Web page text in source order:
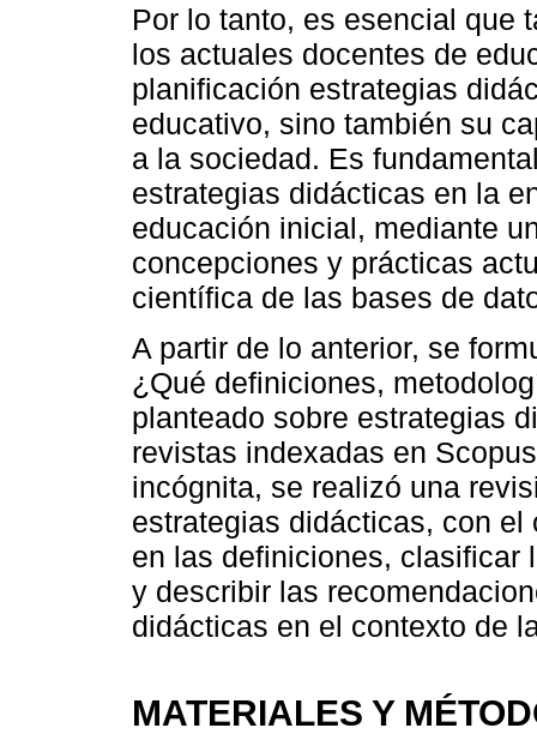
Por lo tanto, es esencial que
los actuales docentes de
planificación estrategias
educativo, sino también su
a la sociedad. Es
estrategias didácticas en la
educación inicial, mediante
concepciones y prácticas
científica de las bases de
A partir de lo anterior, se
¿Qué definiciones,
planteado sobre estrategias
revistas indexadas en
incógnita, se realizó una
estrategias didácticas, con
en las definiciones, clasificar
y describir las
didácticas en el contexto de
MATERIALES Y